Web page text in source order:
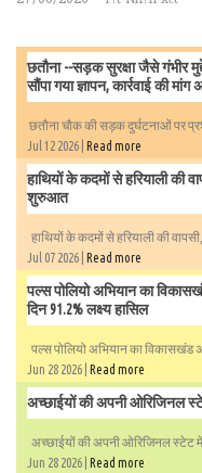
छतौना --सड़क सुरक्षा जैसे गंभीर
सौंपा गया ज्ञापन, कार्रवाई की
छतौना चौक की सड़क दुर्घटनाओं पर
Jul 12 2026 | Read more
हाथियों के कदमों से हरियाली की
शुरुआत
हाथियों के कदमों से हरियाली की
Jul 07 2026 | Read more
पल्स पोलियो अभियान का
दिन 91.2% लक्ष्य हासिल
पल्स पोलियो अभियान का विकासखंड
Jun 28 2026 | Read more
अच्छाईयों की अपनी ओरिजिनल
अच्छाईयों की अपनी ओरिजिनल स्टेट में
Jun 28 2026 | Read more